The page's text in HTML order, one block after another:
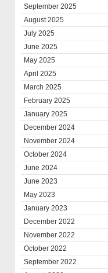
September 2025
August 2025
July 2025
June 2025
May 2025
April 2025
March 2025
February 2025
January 2025
December 2024
November 2024
October 2024
June 2024
June 2023
May 2023
January 2023
December 2022
November 2022
October 2022
September 2022